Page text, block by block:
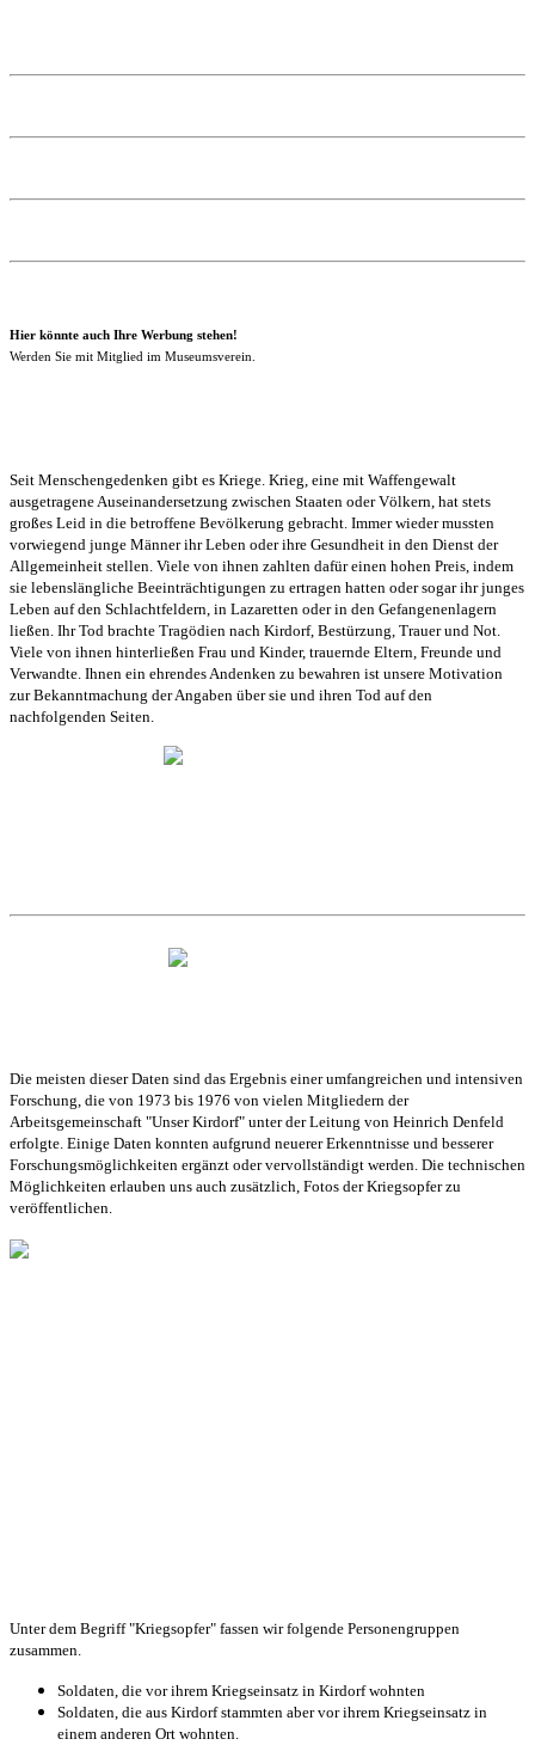
Hier könnte auch Ihre Werbung stehen!
Werden Sie mit Mitglied im Museumsverein.
Seit Menschengedenken gibt es Kriege. Krieg, eine mit Waffengewalt
ausgetragene Auseinandersetzung zwischen Staaten oder Völkern, hat stets
großes Leid in die betroffene Bevölkerung gebracht. Immer wieder mussten
vorwiegend junge Männer ihr Leben oder ihre Gesundheit in den Dienst der
Allgemeinheit stellen. Viele von ihnen zahlten dafür einen hohen Preis, indem
sie lebenslängliche Beeinträchtigungen zu ertragen hatten oder sogar ihr junges
Leben auf den Schlachtfeldern, in Lazaretten oder in den Gefangenenlagern
ließen. Ihr Tod brachte Tragödien nach Kirdorf, Bestürzung, Trauer und Not.
Viele von ihnen hinterließen Frau und Kinder, trauernde Eltern, Freunde und
Verwandte. Ihnen ein ehrendes Andenken zu bewahren ist unsere Motivation
zur Bekanntmachung der Angaben über sie und ihren Tod auf den
nachfolgenden Seiten.
Die meisten dieser Daten sind das Ergebnis einer umfangreichen und intensiven
Forschung, die von 1973 bis 1976 von vielen Mitgliedern der
Arbeitsgemeinschaft "Unser Kirdorf" unter der Leitung von Heinrich Denfeld
erfolgte. Einige Daten konnten aufgrund neuerer Erkenntnisse und besserer
Forschungsmöglichkeiten ergänzt oder vervollständigt werden. Die technischen
Möglichkeiten erlauben uns auch zusätzlich, Fotos der Kriegsopfer zu
veröffentlichen.
Unter dem Begriff "Kriegsopfer" fassen wir folgende Personengruppen
zusammen.
Soldaten, die vor ihrem Kriegseinsatz in Kirdorf wohnten
Soldaten, die aus Kirdorf stammten aber vor ihrem Kriegseinsatz in
einem anderen Ort wohnten.